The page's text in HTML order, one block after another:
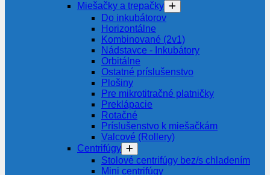
Miešačky a trepačky
Do inkubátorov
Horizontálne
Kombinované (2v1)
Nádstavce - Inkubátory
Orbitálne
Ostatné príslušenstvo
Plošiny
Pre mikrotitračné platničky
Preklápacie
Rotačné
Príslušenstvo k miešačkám
Valcové (Rollery)
Centrifúgy
Stolové centrifúgy bez/s chladením
Mini centrifúgy